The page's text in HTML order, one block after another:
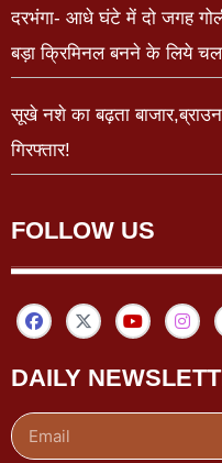
दरभंगा- आधे घंटे में दो जगह
बड़ा क्रिमिनल बनने के लिये
सूखे नशे का बढ़ता
गिरफ्तार!
FOLLOW US
DAILY